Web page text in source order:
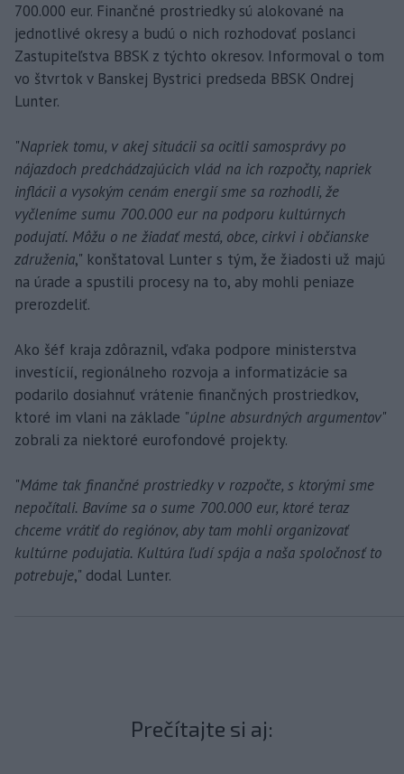
700.000 eur. Finančné prostriedky sú alokované na
jednotlivé okresy a budú o nich rozhodovať poslanci
Zastupiteľstva BBSK z týchto okresov. Informoval o tom
vo štvrtok v Banskej Bystrici predseda BBSK Ondrej
Lunter.
"Napriek tomu, v akej situácii sa ocitli samosprávy po
nájazdoch predchádzajúcich vlád na ich rozpočty, napriek
inflácii a vysokým cenám energií sme sa rozhodli, že
vyčleníme sumu 700.000 eur na podporu kultúrnych
podujatí. Môžu o ne žiadať mestá, obce, cirkvi i občianske
združenia," konštatoval Lunter s tým, že žiadosti už majú
na úrade a spustili procesy na to, aby mohli peniaze
prerozdeliť.
Ako šéf kraja zdôraznil, vďaka podpore ministerstva
investícií, regionálneho rozvoja a informatizácie sa
podarilo dosiahnuť vrátenie finančných prostriedkov,
ktoré im vlani na základe "úplne absurdných argumentov"
zobrali za niektoré eurofondové projekty.
"Máme tak finančné prostriedky v rozpočte, s ktorými sme
nepočítali. Bavíme sa o sume 700.000 eur, ktoré teraz
chceme vrátiť do regiónov, aby tam mohli organizovať
kultúrne podujatia. Kultúra ľudí spája a naša spoločnosť to
potrebuje," dodal Lunter.
Prečítajte si aj: